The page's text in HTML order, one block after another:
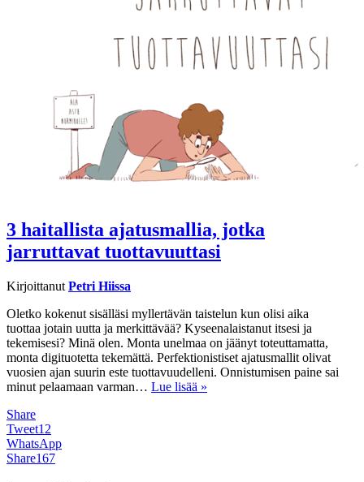
3 haitallista ajatusmallia, jotka
jarruttavat tuottavuuttasi
Kirjoittanut Petri Hiissa
Oletko kokenut sisälläsi myllertävän taistelun kun olisi aika
tuottaa jotain uutta ja merkittävää? Kyseenalaistanut itsesi ja
tekemisesi? Minä olen. Monta unelmaa on jäänyt toteuttamatta,
monta digituotetta tekemättä. Perfektionistiset ajatusmallit olivat
vuosien ajan suurin este tuottavuudelleni. Onnistumisen paine sai
minut pelaamaan varman… Lue lisää »
Share
Tweet12
WhatsApp
Share167